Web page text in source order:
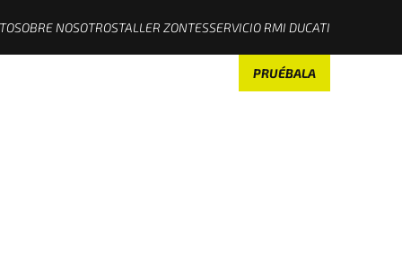
SOBRE NOSOTROSTALLER ZONTESSERVICIO RMI DUCATI
PRUÉBALA